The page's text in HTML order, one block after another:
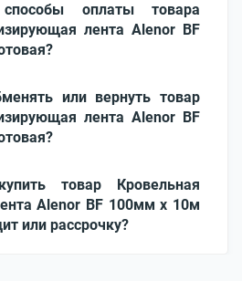
оплаты товара
лента Alenor BF
или вернуть товар
лента Alenor BF
товар Кровельная
Alenor BF 100мм x 10м
или рассрочку?